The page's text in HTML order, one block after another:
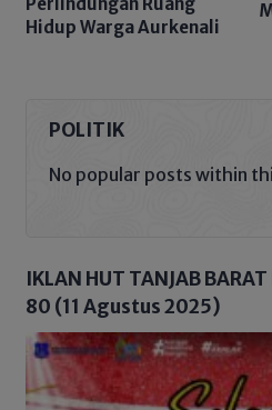
Hidup Warga Aurkenali
POLITIK
No popular posts within
IKLAN HUT TANJAB
80 (11 Agustus 2025)